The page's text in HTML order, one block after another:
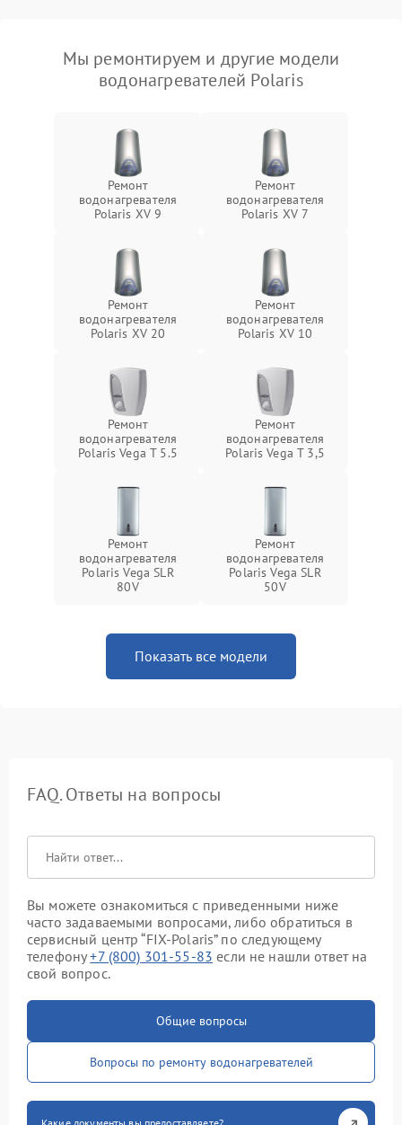
Мы ремонтируем и другие модели
водонагревателей Polaris
Ремонт
водонагревателя
Polaris XV 9
Ремонт
водонагревателя
Polaris XV 7
Ремонт
водонагревателя
Polaris XV 20
Ремонт
водонагревателя
Polaris XV 10
Ремонт
водонагревателя
Polaris Vega T 5.5
Ремонт
водонагревателя
Polaris Vega T 3,5
Ремонт
водонагревателя
Polaris Vega SLR
80V
Ремонт
водонагревателя
Polaris Vega SLR
50V
Показать все модели
FAQ. Ответы на вопросы
Вы можете ознакомиться с приведенными ниже
часто задаваемыми вопросами, либо обратиться в
сервисный центр “FIX-Polaris” по следующему
телефону+7 (800) 301-55-83 если не нашли ответ на
свой вопрос.
Общие вопросы
Вопросы по ремонту водонагревателей